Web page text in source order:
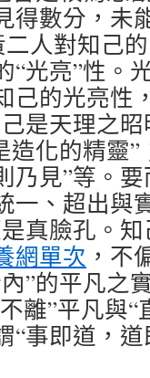
得數分，未
人對知己
“光亮”性。
己的光亮性
是天理之
造化的精靈
乃見”等。
一、超出與
真臉孔。
網單次 ，不
”的平凡之
離”平凡與
“事即道，